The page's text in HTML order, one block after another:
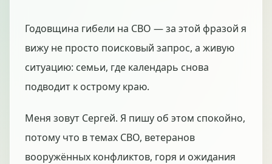
Годовщина гибели на СВО — за этой фразой я
вижу не просто поисковый запрос, а живую
ситуацию: семьи, где календарь снова
подводит к острому краю.
Меня зовут Сергей. Я пишу об этом спокойно,
потому что в темах СВО, ветеранов
вооружённых конфликтов, горя и ожидания